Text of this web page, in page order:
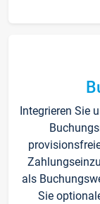
Integrieren Sie
als
Sie